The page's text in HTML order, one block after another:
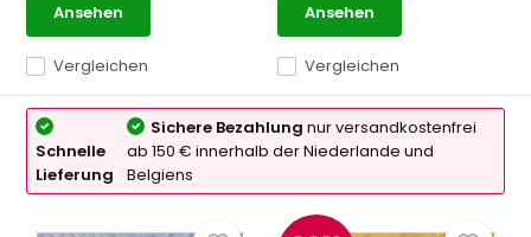
Vergleichen
Ansehen
Vergleichen
Ansehen
Schnelle
Lieferung
Sichere Bezahlung nur versandkostenfrei
ab 150 € innerhalb der Niederlande und
Belgiens